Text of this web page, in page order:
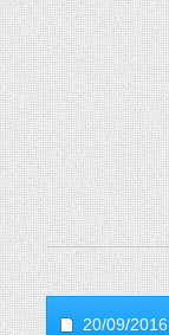
20/09/2016,